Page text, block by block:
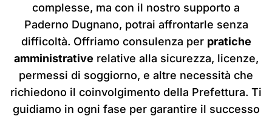
complesse, ma con il nostro supporto a
Paderno Dugnano, potrai affrontarle senza
difficoltà. Offriamo consulenza per pratiche
amministrative relative alla sicurezza, licenze,
permessi di soggiorno, e altre necessità che
richiedono il coinvolgimento della Prefettura. Ti
guidiamo in ogni fase per garantire il successo